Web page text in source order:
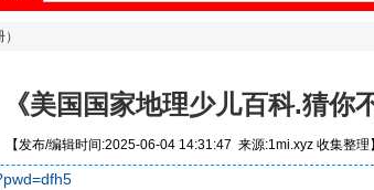
《美国国家地理少儿百科.猜你
【发布/编辑时间:2025-06-04 14:31:47 来源:1mi.xyz 收集整